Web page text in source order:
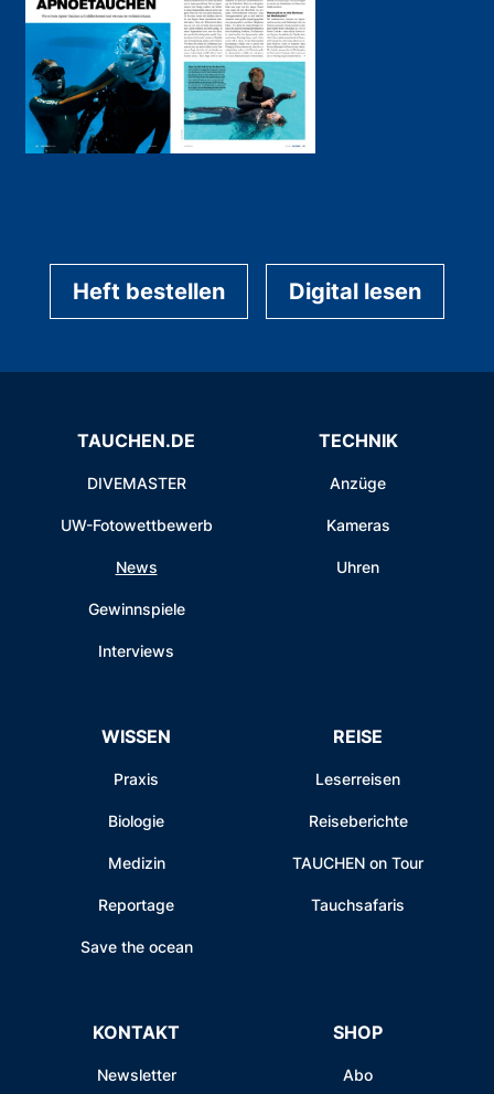
Heft bestellen Digital lesen
TAUCHEN.DE
DIVEMASTER
UW-Fotowettbewerb
News
Gewinnspiele
Interviews
TECHNIK
Anzüge
Kameras
Uhren
WISSEN
Praxis
Biologie
Medizin
Reportage
Save the ocean
REISE
Leserreisen
Reiseberichte
TAUCHEN on Tour
Tauchsafaris
KONTAKT
Newsletter
SHOP
Abo